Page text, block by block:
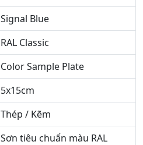
Signal Blue
RAL Classic
Color Sample Plate
5x15cm
Thép / Kẽm
Sơn tiêu chuẩn màu RAL